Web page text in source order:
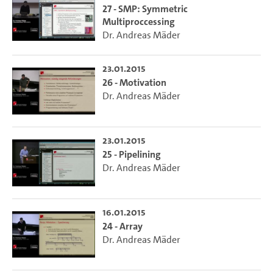
27 - SMP: Symmetric
Multiproccessing
Dr. Andreas Mäder
23.01.2015
26 - Motivation
Dr. Andreas Mäder
23.01.2015
25 - Pipelining
Dr. Andreas Mäder
16.01.2015
24 - Array
Dr. Andreas Mäder